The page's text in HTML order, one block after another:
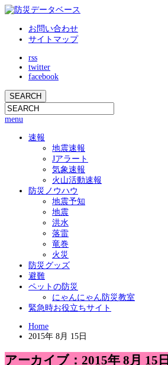
お問い合わせ
サイトマップ
rss
twitter
facebook
menu
速報
地震速報
Jアラート
気象速報
火山活動速報
防災ノウハウ
地震予知
地震
洪水
落雷
竜巻
火災
防災グッズ
避難
ペットの防災
にゃんにゃん防災教室
緊急時お役立ちサイト
Home
2015年 8月 15日
アーカイブ：2015年 8月 15日